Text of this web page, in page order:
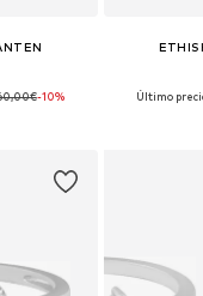
-10% Último